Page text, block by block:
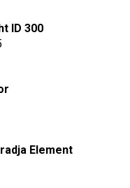
ID 300
Huidige
€ 54,95.
Element